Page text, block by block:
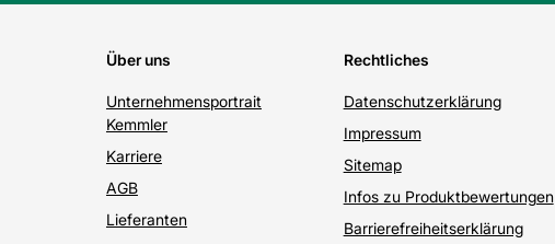
Über uns
Unternehmensportrait
Kemmler
Karriere
AGB
Lieferanten
Rechtliches
Datenschutzerklärung
Impressum
Sitemap
Infos zu Produktbewertungen
Barrierefreiheitserklärung